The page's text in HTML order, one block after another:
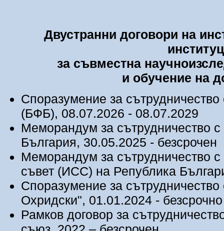
Двустранни договори на
за съвместна
и обучение на
Споразумение за
(БФБ), 08.07.2026 - 08.07.2029
Меморандум за сътрудничество
България, 30.05.2025 - безсрочен
Меморандум за сътрудничество
съвет (ИСС) на Република
Споразумение за
Охридски", 01.01.2024 - безсрочно
Рамков договор за